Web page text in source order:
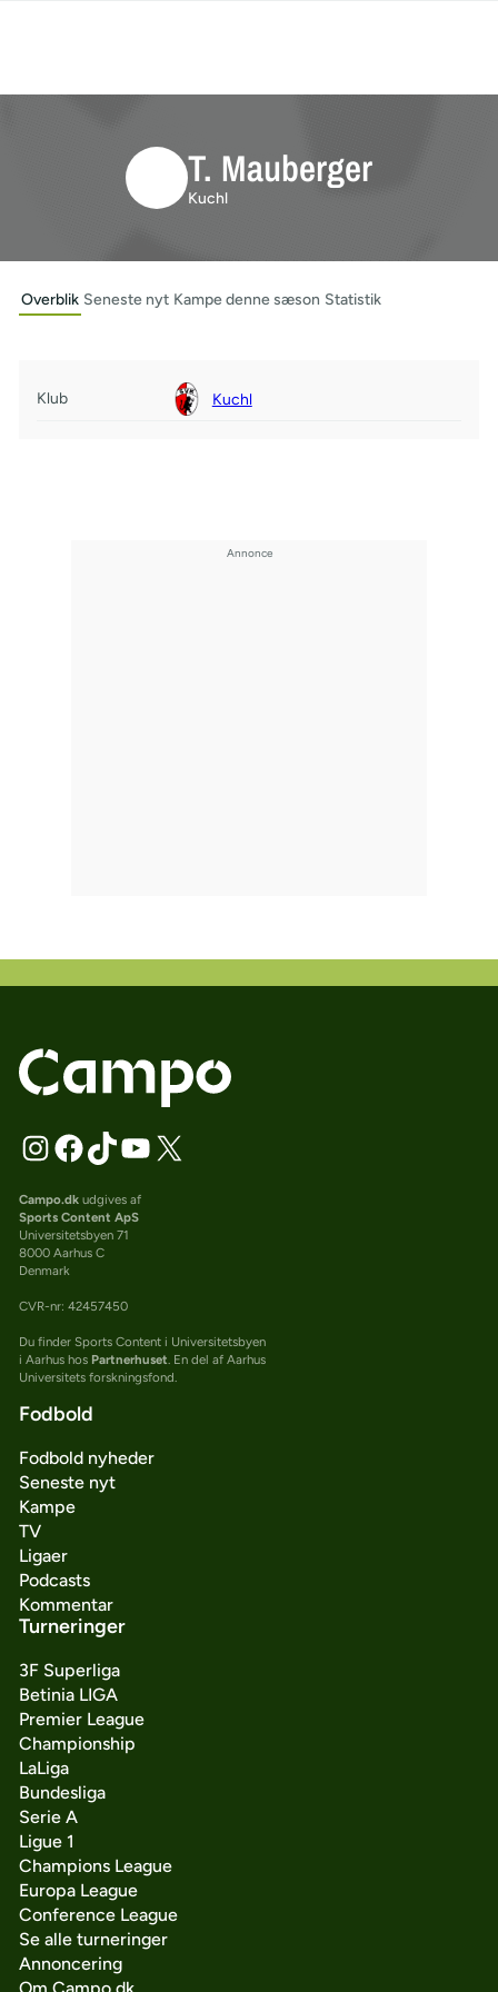
T. Mauberger
Kuchl
Overblik Seneste nyt Kampe denne sæson Statistik
Klub Kuchl
Campo.dkudgives af
Sports Content ApS
Universitetsbyen 71
8000 Aarhus C
Denmark
CVR-nr: 42457450
Du finder Sports Content i Universitetsbyen
i Aarhus hos Partnerhuset. En del af Aarhus
Universitets forskningsfond.
Fodbold
Fodbold nyheder
Seneste nyt
Kampe
TV
Ligaer
Podcasts
Kommentar
Turneringer
3F Superliga
Betinia LIGA
Premier League
Championship
LaLiga
Bundesliga
Serie A
Ligue 1
Champions League
Europa League
Conference League
Se alle turneringer
Annoncering